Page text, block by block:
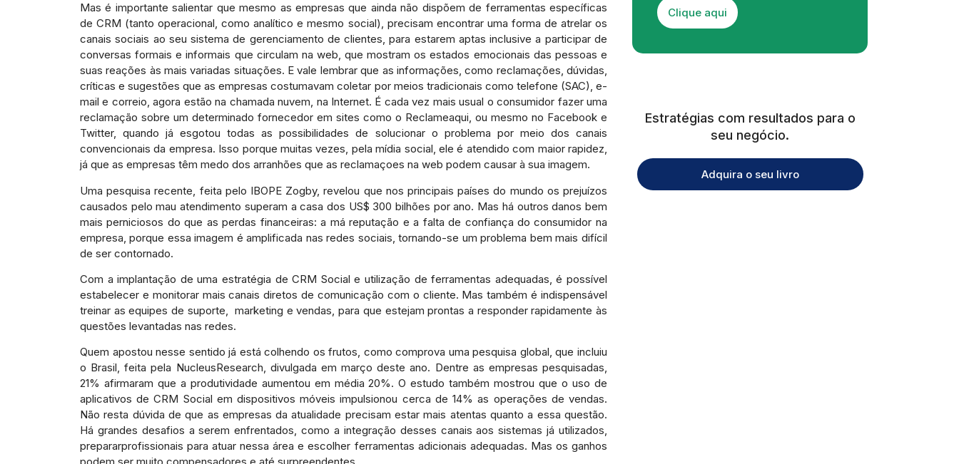
Mas é importante salientar que mesmo as empresas que ainda não dispõem de ferramentas específicas
de CRM (tanto operacional, como analítico e mesmo social), precisam encontrar uma forma de atrelar os
canais sociais ao seu sistema de gerenciamento de clientes, para estarem aptas inclusive a participar de
conversas formais e informais que circulam na web, que mostram os estados emocionais das pessoas e
suas reações às mais variadas situações. E vale lembrar que as informações, como reclamações, dúvidas,
críticas e sugestões que as empresas costumavam coletar por meios tradicionais como telefone (SAC), e-
mail e correio, agora estão na chamada nuvem, na Internet. É cada vez mais usual o consumidor fazer uma
reclamação sobre um determinado fornecedor em sites como o Reclameaqui, ou mesmo no Facebook e
Twitter, quando já esgotou todas as possibilidades de solucionar o problema por meio dos canais
convencionais da empresa. Isso porque muitas vezes, pela mídia social, ele é atendido com maior rapidez,
já que as empresas têm medo dos arranhões que as reclamaçoes na web podem causar à sua imagem.
Uma pesquisa recente, feita pelo IBOPE Zogby, revelou que nos principais países do mundo os prejuízos
causados pelo mau atendimento superam a casa dos US$ 300 bilhões por ano. Mas há outros danos bem
mais perniciosos do que as perdas financeiras: a má reputação e a falta de confiança do consumidor na
empresa, porque essa imagem é amplificada nas redes sociais, tornando-se um problema bem mais difícil
de ser contornado.
Com a implantação de uma estratégia de CRM Social e utilização de ferramentas adequadas, é possível
estabelecer e monitorar mais canais diretos de comunicação com o cliente. Mas também é indispensável
treinar as equipes de suporte, marketing e vendas, para que estejam prontas a responder rapidamente às
questões levantadas nas redes.
Quem apostou nesse sentido já está colhendo os frutos, como comprova uma pesquisa global, que incluiu
o Brasil, feita pela NucleusResearch, divulgada em março deste ano. Dentre as empresas pesquisadas,
21% afirmaram que a produtividade aumentou em média 20%. O estudo também mostrou que o uso de
aplicativos de CRM Social em dispositivos móveis impulsionou cerca de 14% as operações de vendas.
Não resta dúvida de que as empresas da atualidade precisam estar mais atentas quanto a essa questão.
Há grandes desafios a serem enfrentados, como a integração desses canais aos sistemas já utilizados,
prepararprofissionais para atuar nessa área e escolher ferramentas adicionais adequadas. Mas os ganhos
Clique aqui
Estratégias com resultados para o
seu negócio.
Adquira o seu livro